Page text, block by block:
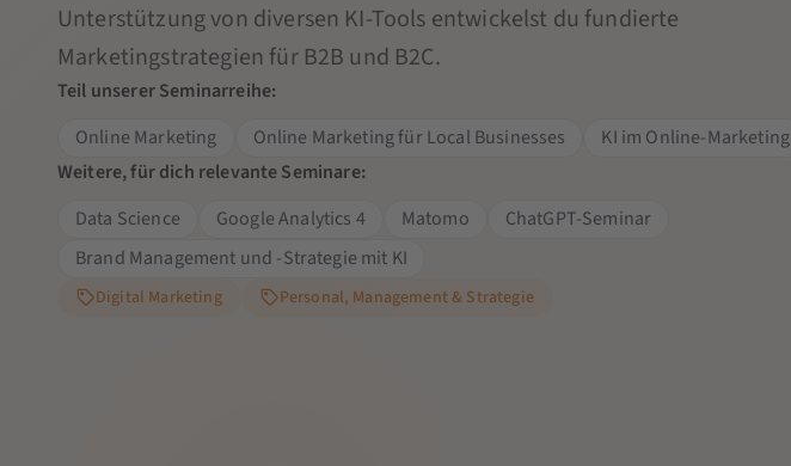
Unterstützung von diversen KI-Tools entwickelst du fundierte
Marketingstrategien für B2B und B2C.
Teil unserer Seminarreihe:
Online Marketing
Online Marketing für Local Businesses
KI im Online-Marketing
Weitere, für dich relevante Seminare:
Data Science
Google Analytics 4 Matomo
ChatGPT-Seminar
Brand Management und -Strategie mit KI
Digital Marketing Personal, Management & Strategie